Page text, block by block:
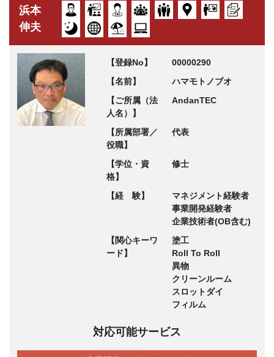
浜本
伸夫
【登録No】
00000290
【名前】
ハマモトノブオ
【ご所属（法
人名）】
AndanTEC
【所属部署／
役職】
代表
【学位・資
格】
修士
【経 験】
マネジメント経験者
事業開発経験者
企業技術者(OB含む)
【関心キーワ
ード】
塗工
Roll To Roll
異物
クリーンルーム
スロットダイ
フィルム
対応可能サービス